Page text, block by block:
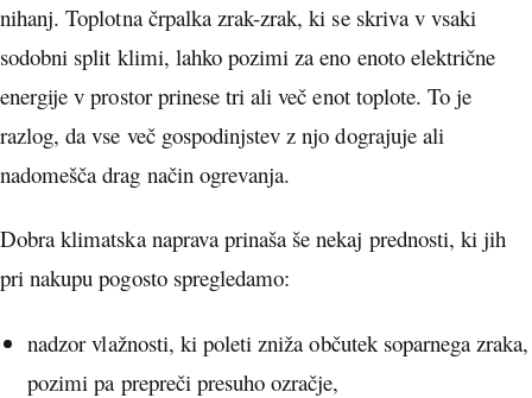
nihanj. Toplotna črpalka zrak-zrak, ki se skriva v vsaki
sodobni split klimi, lahko pozimi za eno enoto električne
energije v prostor prinese tri ali več enot toplote. To je
razlog, da vse več gospodinjstev z njo dograjuje ali
nadomešča drag način ogrevanja.
Dobra klimatska naprava prinaša še nekaj prednosti, ki jih
pri nakupu pogosto spregledamo:
nadzor vlažnosti, ki poleti zniža občutek soparnega zraka,
pozimi pa prepreči presuho ozračje,